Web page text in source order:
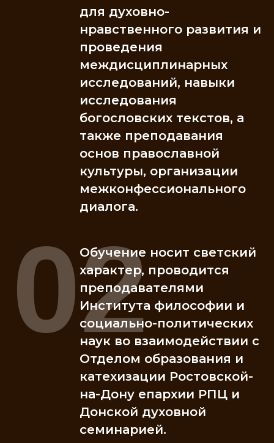
для духовно-
нравственного развития и
проведения
междисциплинарных
исследований, навыки
исследования
богословских текстов, а
также преподавания
основ православной
культуры, организации
межконфессионального
диалога.
Обучение носит светский
характер, проводится
преподавателями
Института философии и
социально-политических
наук во взаимодействии с
Отделом образования и
катехизации Ростовской-
на-Дону епархии РПЦ и
Донской духовной
семинарией.
02